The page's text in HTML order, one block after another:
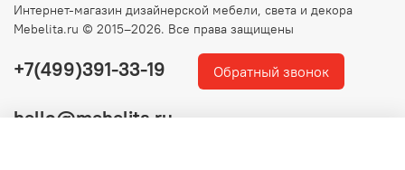
+7(499)391-33-19 Обратный звонок
hello@mebelita.ru
Интернет-магазин дизайнерской мебели, света и декора
Mebelita.ru © 2015–2026. Все права защищены